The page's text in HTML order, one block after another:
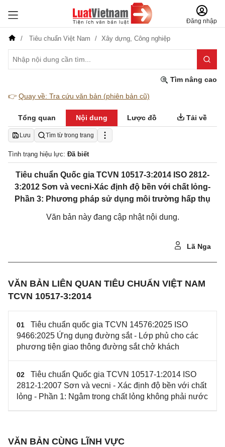
Đăng nhập
Tiêu chuẩn Việt Nam Xây dựng, Công nghiệp
Tìm nâng cao
👉 Quay về: Tra cứu văn bản (phiên bản cũ)
Tổng quan Nội dung Lược đồ Tải về
Lưu Tìm từ trong trang
Tình trạng hiệu lực: Đã biết
Tiêu chuẩn Quốc gia TCVN 10517-3:2014 ISO 2812-
3:2012 Sơn và vecni-Xác định độ bền với chất lỏng-
Phần 3: Phương pháp sử dụng môi trường hấp thụ
Văn bản này đang cập nhật nội dung.
Lã Nga
VĂN BẢN LIÊN QUAN TIÊU CHUẨN VIỆT NAM
TCVN 10517-3:2014
01
Tiêu chuẩn quốc gia TCVN 14576:2025 ISO
9466:2025 Ứng dụng đường sắt - Lớp phủ cho các
phương tiện giao thông đường sắt chở khách
02
Tiêu chuẩn Quốc gia TCVN 10517-1:2014 ISO
2812-1:2007 Sơn và vecni - Xác định độ bền với chất
lỏng - Phần 1: Ngâm trong chất lỏng không phải nước
VĂN BẢN CÙNG LĨNH VỰC